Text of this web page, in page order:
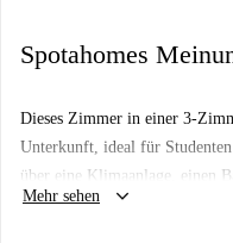
Spotahomes
Dieses Zimmer in einer 3-
Unterkunft, ideal für
über eine Klimaanlage, einen
Backofen, eine voll
Mehr sehen keyboard_arrow_down